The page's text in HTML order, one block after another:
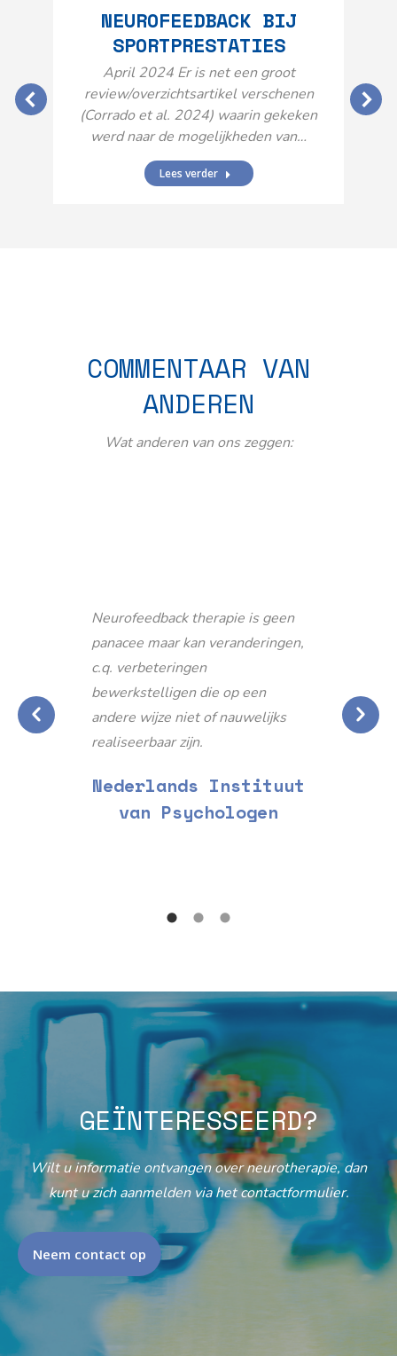
NEUROFEEDBACK BIJ
SPORTPRESTATIES
April 2024 Er is net een groot
review/overzichtsartikel verschenen
(Corrado et al. 2024) waarin gekeken
werd naar de mogelijkheden van…
Lees verder
COMMENTAAR VAN
ANDEREN
Wat anderen van ons zeggen:
Neurofeedback therapie is geen
panacee maar kan veranderingen,
c.q. verbeteringen
bewerkstelligen die op een
andere wijze niet of nauwelijks
realiseerbaar zijn.
Nederlands Instituut
van Psychologen
GEÏNTERESSEERD?
Wilt u informatie ontvangen over neurotherapie, dan
kunt u zich aanmelden via het contactformulier.
Neem contact op